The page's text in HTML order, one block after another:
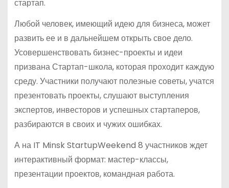
стартап.
Любой человек, имеющий идею для бизнеса, может
развить ее и в дальнейшем открыть свое дело.
Усовершенствовать бизнес-проекты и идеи
призвана Стартап-школа, которая проходит каждую
среду. Участники получают полезные советы, учатся
презентовать проекты, слушают выступления
экспертов, инвесторов и успешных стартаперов,
разбираются в своих и чужих ошибках.
А на IT Minsk StartupWeekend 8 участников ждет
интерактивный формат: мастер-классы,
презентации проектов, командная работа.